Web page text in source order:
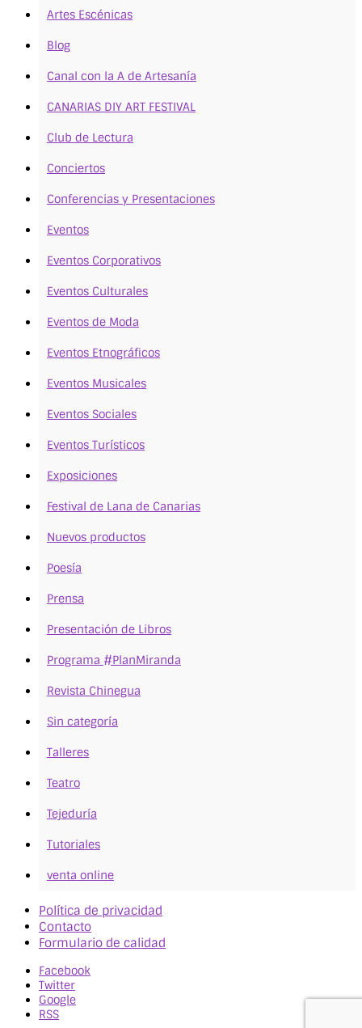
Artes Escénicas
Blog
Canal con la A de Artesanía
CANARIAS DIY ART FESTIVAL
Club de Lectura
Conciertos
Conferencias y Presentaciones
Eventos
Eventos Corporativos
Eventos Culturales
Eventos de Moda
Eventos Etnográficos
Eventos Musicales
Eventos Sociales
Eventos Turísticos
Exposiciones
Festival de Lana de Canarias
Nuevos productos
Poesía
Prensa
Presentación de Libros
Programa #PlanMiranda
Revista Chinegua
Sin categoría
Talleres
Teatro
Tejeduría
Tutoriales
venta online
Política de privacidad
Contacto
Formulario de calidad
Facebook
Twitter
Google
RSS